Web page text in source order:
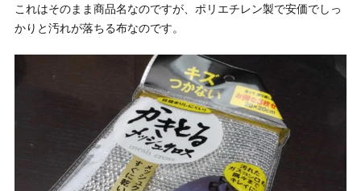
これはそのまま商品名なのですが、ポリエチレン製で安価でしっ
かりと汚れが落ちる布なのです。